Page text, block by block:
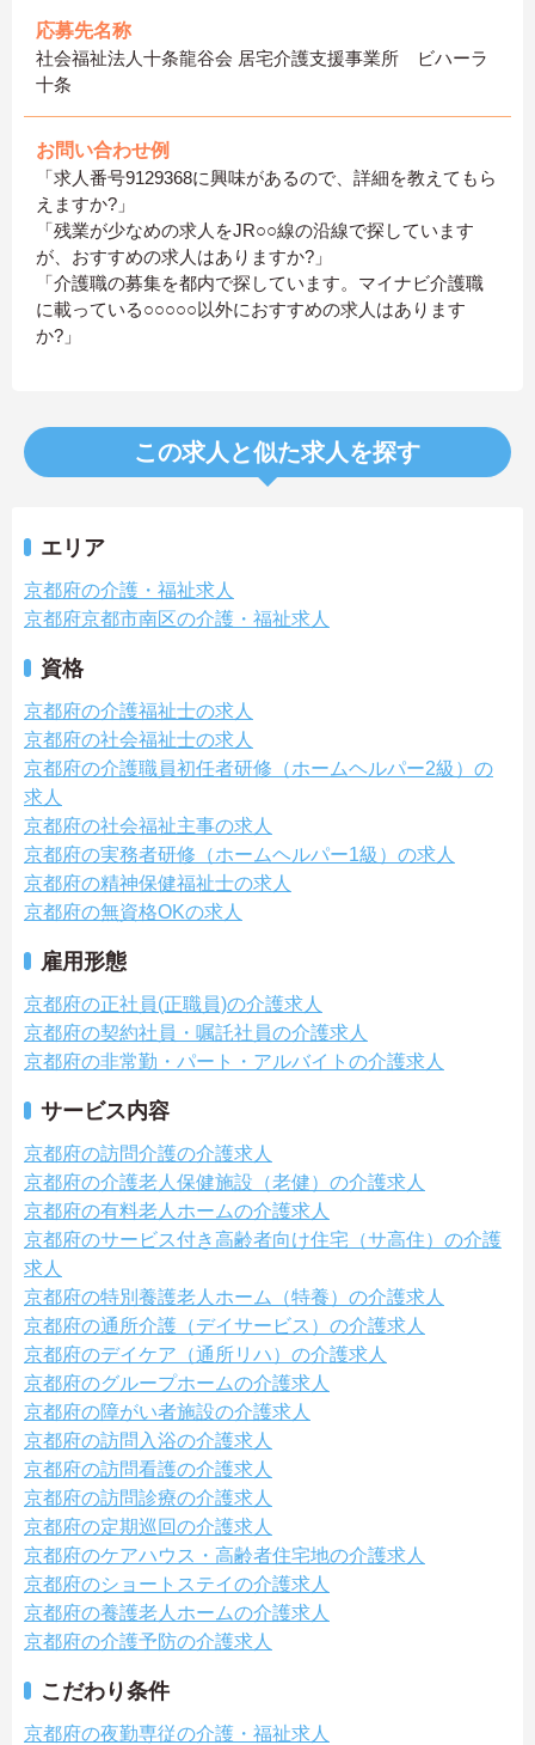
応募先名称
社会福祉法人十条龍谷会 居宅介護支援事業所 ビハーラ
十条
お問い合わせ例
「求人番号9129368に興味があるので、詳細を教えてもら
えますか?」
「残業が少なめの求人をJR○○線の沿線で探しています
が、おすすめの求人はありますか?」
「介護職の募集を都内で探しています。マイナビ介護職
に載っている○○○○○以外におすすめの求人はあります
か?」
この求人と似た求人を探す
エリア
京都府の介護・福祉求人
京都府京都市南区の介護・福祉求人
資格
京都府の介護福祉士の求人
京都府の社会福祉士の求人
京都府の介護職員初任者研修（ホームヘルパー2級）の
求人
京都府の社会福祉主事の求人
京都府の実務者研修（ホームヘルパー1級）の求人
京都府の精神保健福祉士の求人
京都府の無資格OKの求人
雇用形態
京都府の正社員(正職員)の介護求人
京都府の契約社員・嘱託社員の介護求人
京都府の非常勤・パート・アルバイトの介護求人
サービス内容
京都府の訪問介護の介護求人
京都府の介護老人保健施設（老健）の介護求人
京都府の有料老人ホームの介護求人
京都府のサービス付き高齢者向け住宅（サ高住）の介護
求人
京都府の特別養護老人ホーム（特養）の介護求人
京都府の通所介護（デイサービス）の介護求人
京都府のデイケア（通所リハ）の介護求人
京都府のグループホームの介護求人
京都府の障がい者施設の介護求人
京都府の訪問入浴の介護求人
京都府の訪問看護の介護求人
京都府の訪問診療の介護求人
京都府の定期巡回の介護求人
京都府のケアハウス・高齢者住宅地の介護求人
京都府のショートステイの介護求人
京都府の養護老人ホームの介護求人
京都府の介護予防の介護求人
こだわり条件
京都府の夜勤専従の介護・福祉求人